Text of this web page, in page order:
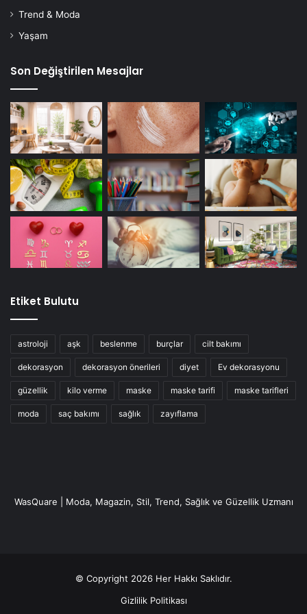
gebelikte diş çürüğü hamilelik
hamilelikte diş çürüğü
Trend & Moda
Yaşam
Son Değiştirilen Mesajlar
Etiket Bulutu
astroloji aşk beslenme burçlar cilt bakımı
dekorasyon dekorasyon önerileri diyet Ev dekorasyonu
güzellik kilo verme maske maske tarifi maske tarifleri
moda saç bakımı sağlık zayıflama
WasQuare | Moda, Magazin, Stil, Trend, Sağlık ve Güzellik Uzmanı
© Copyright 2026 Her Hakkı Saklıdır.
Gizlilik Politikası